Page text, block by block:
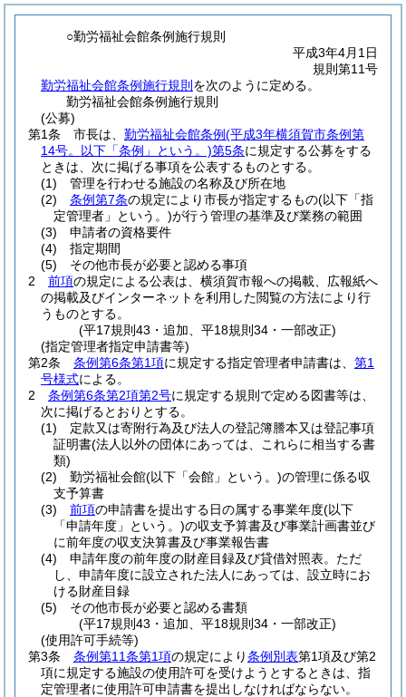
○勤労福祉会館条例施行規則
平成3年4月1日
規則第11号
勤労福祉会館条例施行規則 を次のように定める。
勤労福祉会館条例施行規則
(公募)
第1条
市長は、 勤労福祉会館条例(平成3年横須賀市条例第
14号。以下「条例」という。)第5条に規定する公募をする
ときは、次に掲げる事項を公表するものとする。
(1)
管理を行わせる施設の名称及び所在地
(2)
条例第7条の規定により市長が指定するもの(以下「指
定管理者」という。)が行う管理の基準及び業務の範囲
(3)
申請者の資格要件
(4)
指定期間
(5)
その他市長が必要と認める事項
2
前項の規定による公表は、横須賀市報への掲載、広報紙へ
の掲載及びインターネットを利用した閲覧の方法により行
うものとする。
(平17規則43・追加、平18規則34・一部改正)
(指定管理者指定申請書等)
第2条
条例第6条第1項に規定する指定管理者申請書は、 第1
号様式による。
2
条例第6条第2項第2号に規定する規則で定める図書等は、
次に掲げるとおりとする。
(1)
定款又は寄附行為及び法人の登記簿謄本又は登記事項
証明書(法人以外の団体にあっては、これらに相当する書
類)
(2)
勤労福祉会館(以下「会館」という。)の管理に係る収
支予算書
(3)
前項の申請書を提出する日の属する事業年度(以下
「申請年度」という。)の収支予算書及び事業計画書並び
に前年度の収支決算書及び事業報告書
(4)
申請年度の前年度の財産目録及び貸借対照表。 ただ
し、申請年度に設立された法人にあっては、設立時にお
ける財産目録
(5)
その他市長が必要と認める書類
(平17規則43・追加、平18規則34・一部改正)
(使用許可手続等)
第3条
条例第11条第1項の規定により条例別表第1項及び第2
項に規定する施設の使用許可を受けようとするときは、指
定管理者に使用許可申請書を提出しなければならない。